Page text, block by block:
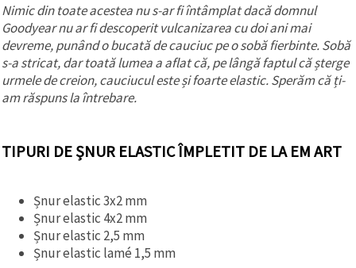
Nimic din toate acestea nu s-ar fi întâmplat dacă domnul
Goodyear nu ar fi descoperit vulcanizarea cu doi ani mai
devreme, punând o bucată de cauciuc pe o sobă fierbinte. Sobă
s-a stricat, dar toată lumea a aflat că, pe lângă faptul că șterge
urmele de creion, cauciucul este și foarte elastic. Sperăm că ți-
am răspuns la întrebare.
TIPURI DE ȘNUR ELASTIC ÎMPLETIT DE LA EM ART
Șnur elastic 3x2 mm
Șnur elastic 4x2 mm
Șnur elastic 2,5 mm
Șnur elastic lamé 1,5 mm